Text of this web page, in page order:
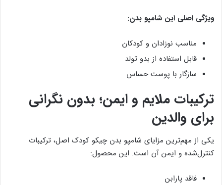
ویژگی اصلی این شامپو بدن:
مناسب نوزادان و کودکان
قابل استفاده از بدو تولد
سازگار با پوست حساس
ترکیبات ملایم و ایمن؛ بدون نگرانی
برای والدین
یکی از مهم‌ترین مزایای شامپو بدن چیکو کودک اصل، ترکیبات
کنترل‌شده و ایمن آن است. این محصول:
فاقد پارابن